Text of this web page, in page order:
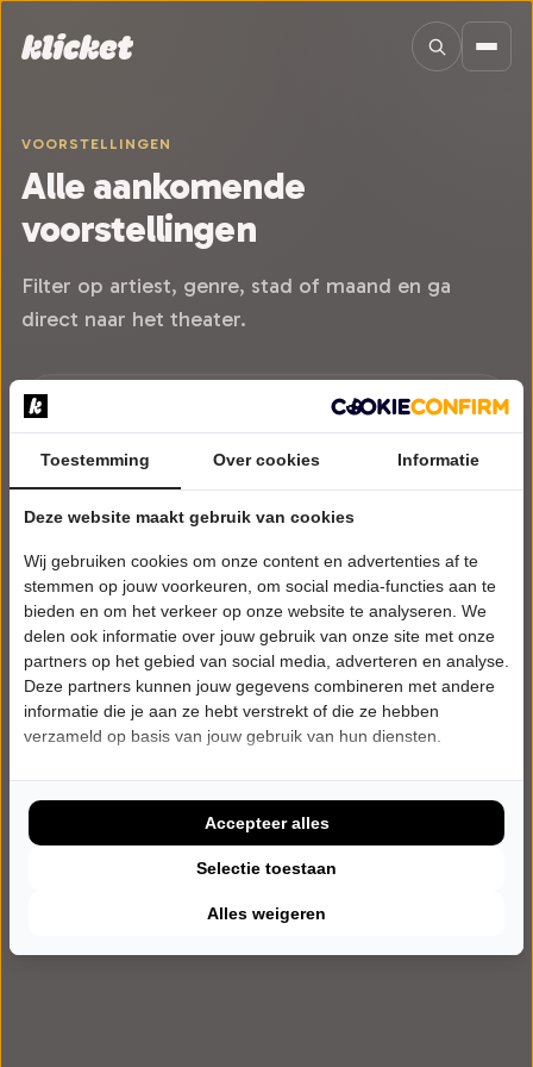
VOORSTELLINGEN
Alle aankomende
voorstellingen
Filter op artiest, genre, stad of maand en ga
direct naar het theater.
Wis filters
0 voorstellingen in juni 2026.
Geen resultaten
Probeer een andere filter of leeg de selectie.
Toestemming Over cookies Informatie
Deze website maakt gebruik van cookies
Wij gebruiken cookies om onze content en advertenties af te
stemmen op jouw voorkeuren, om social media-functies aan te
bieden en om het verkeer op onze website te analyseren. We
delen ook informatie over jouw gebruik van onze site met onze
partners op het gebied van social media, adverteren en analyse.
Deze partners kunnen jouw gegevens combineren met andere
informatie die je aan ze hebt verstrekt of die ze hebben
verzameld op basis van jouw gebruik van hun diensten.
Alles weigeren
Selectie toestaan
Accepteer alles